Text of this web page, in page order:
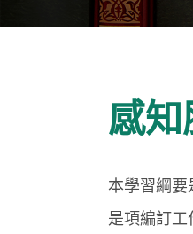
感
本學習綱
是項編訂